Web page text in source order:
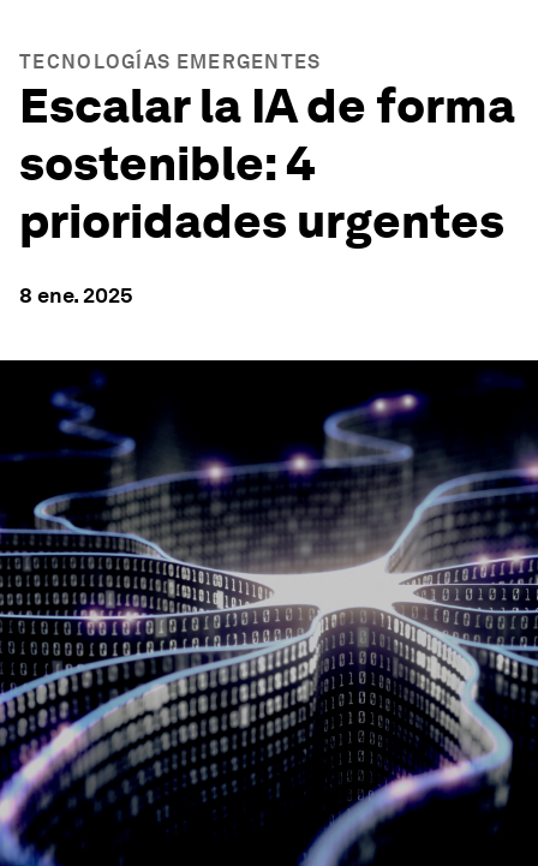
TECNOLOGÍAS EMERGENTES
Escalar la IA de forma
sostenible: 4
prioridades urgentes
8 ene. 2025